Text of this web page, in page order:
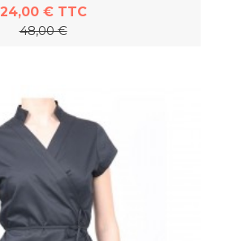
24,00 € TTC
48,00 €